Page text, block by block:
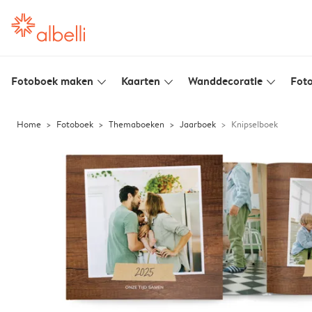
Fotoboek maken slim_arrow_down Kaarten slim_arrow_down Wanddecoratie slim_arrow_down
Home Fotoboek Themaboeken Jaarboek Knipselboek